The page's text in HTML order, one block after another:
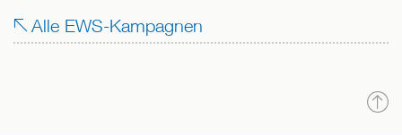
TEILEN
Alle EWS-Kampagnen